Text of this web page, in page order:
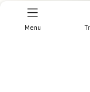
THƯ VIỆN HÌNH
Menu